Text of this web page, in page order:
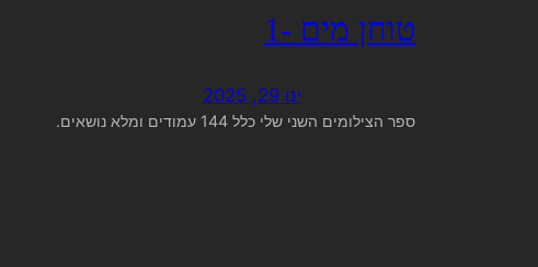
טוחן מים -1
ינו 29, 2025
ספר הצילומים השני שלי כלל 144 עמודים ומלא נושאים.